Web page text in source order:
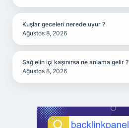
Kuşlar geceleri nerede uyur ?
Ağustos 8, 2026
Sağ elin içi kaşınırsa ne anlama gelir ?
Ağustos 8, 2026